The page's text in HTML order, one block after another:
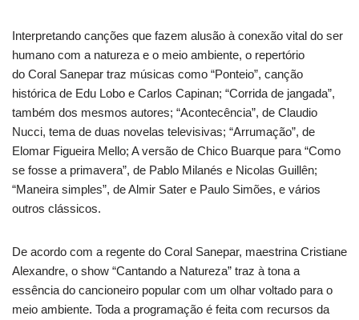
Interpretando canções que fazem alusão à conexão vital do ser
humano com a natureza e o meio ambiente, o repertório
do Coral Sanepar traz músicas como “Ponteio”, canção
histórica de Edu Lobo e Carlos Capinan; “Corrida de jangada”,
também dos mesmos autores; “Acontecência”, de Claudio
Nucci, tema de duas novelas televisivas; “Arrumação”, de
Elomar Figueira Mello; A versão de Chico Buarque para “Como
se fosse a primavera”, de Pablo Milanés e Nicolas Guillên;
“Maneira simples”, de Almir Sater e Paulo Simões, e vários
outros clássicos.
De acordo com a regente do Coral Sanepar, maestrina Cristiane
Alexandre, o show “Cantando a Natureza” traz à tona a
essência do cancioneiro popular com um olhar voltado para o
meio ambiente. Toda a programação é feita com recursos da